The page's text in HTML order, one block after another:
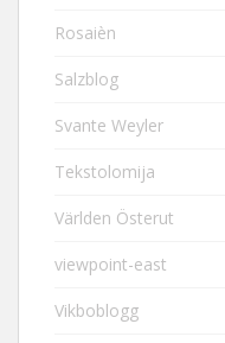
Rosaièn
Salzblog
Svante Weyler
Tekstolomija
Världen Österut
viewpoint-east
Vikboblogg